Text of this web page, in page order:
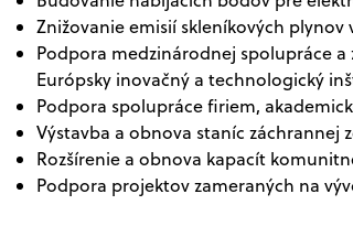
Znižovanie emisií skleníkových plynov
Podpora medzinárodnej spolupráce
Európsky inovačný a technologický
Podpora spolupráce firiem,
Výstavba a obnova staníc záchrannej
Rozšírenie a obnova kapacít
Podpora projektov zameraných na